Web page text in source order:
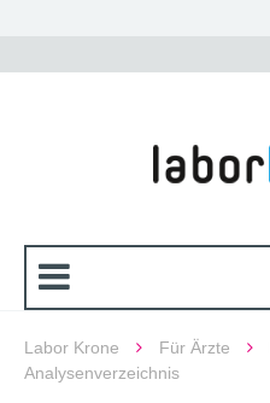
Labor Krone Für Ärzte
Analysenverzeichnis